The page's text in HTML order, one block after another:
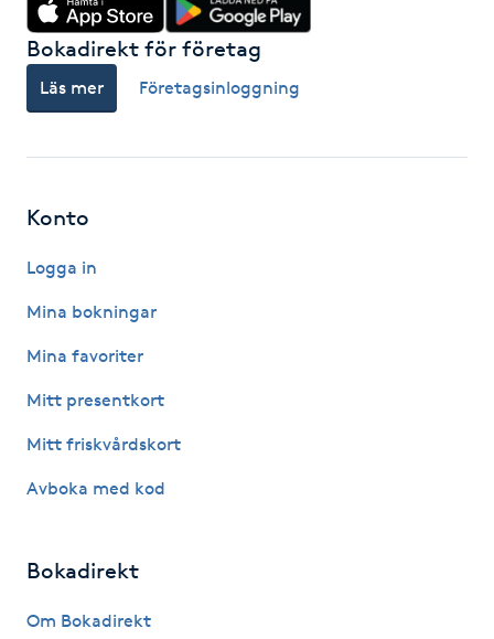
Gravidyoga
Gruppträning
H
Hatha Yoga
Headspa
Herrklippning
Hollywood Peel
Hot Stone Massage
Bokadirekt för företag
Läs mer Företagsinloggning
Konto
Logga in
Mina bokningar
Mina favoriter
Mitt presentkort
Mitt friskvårdskort
Avboka med kod
Bokadirekt
Om Bokadirekt